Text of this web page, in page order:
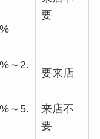
要
～2.
要来店
～5.
来店不
要